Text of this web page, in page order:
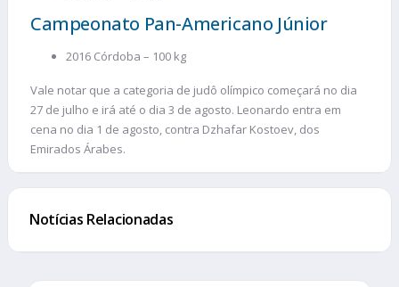
Campeonato Pan-Americano Júnior
2016 Córdoba – 100 kg
Vale notar que a categoria de judô olímpico começará no dia
27 de julho e irá até o dia 3 de agosto. Leonardo entra em
cena no dia 1 de agosto, contra Dzhafar Kostoev, dos
Emirados Árabes.
Notícias Relacionadas